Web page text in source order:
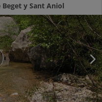
y Sant Aniol